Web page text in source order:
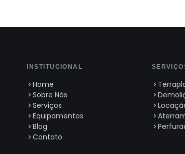
INSTITUCIONAL
Home
Sobre Nós
Serviços
Equipamentos
Blog
Contato